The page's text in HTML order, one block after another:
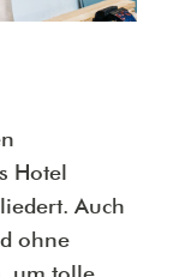
Hotel
Auch
ohne